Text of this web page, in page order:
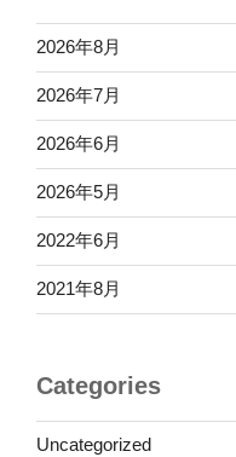
2026年8月
2026年7月
2026年6月
2026年5月
2022年6月
2021年8月
Categories
Uncategorized